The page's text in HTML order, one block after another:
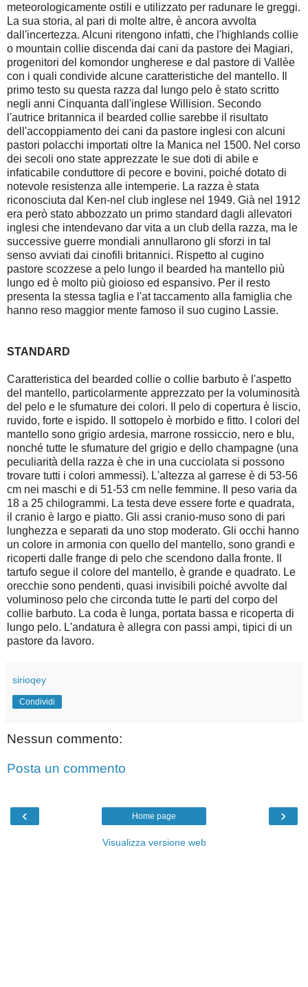
meteorologicamente ostili e utilizzato per radunare le greggi.
La sua storia, al pari di molte altre, è ancora avvolta
dall'incertezza. Alcuni ritengono infatti, che l'highlands collie
o mountain collie discenda dai cani da pastore dei Magiari,
progenitori del komondor ungherese e dal pastore di Vallèe
con i quali condivide alcune caratteristiche del mantello. Il
primo testo su questa razza dal lungo pelo è stato scritto
negli anni Cinquanta dall'inglese Willision. Secondo
l'autrice britannica il bearded collie sarebbe il risultato
dell'accoppiamento dei cani da pastore inglesi con alcuni
pastori polacchi importati oltre la Manica nel 1500. Nel corso
dei secoli ono state apprezzate le sue doti di abile e
infaticabile conduttore di pecore e bovini, poiché dotato di
notevole resistenza alle intemperie. La razza è stata
riconosciuta dal Ken-nel club inglese nel 1949. Già nel 1912
era però stato abbozzato un primo standard dagli allevatori
inglesi che intendevano dar vita a un club della razza, ma le
successive guerre mondiali annullarono gli sforzi in tal
senso avviati dai cinofili britannici. Rispetto al cugino
pastore scozzese a pelo lungo il bearded ha mantello più
lungo ed è molto più gioioso ed espansivo. Per il resto
presenta la stessa taglia e l'at taccamento alla famiglia che
hanno reso maggior mente famoso il suo cugino Lassie.
STANDARD
Caratteristica del bearded collie o collie barbuto è l'aspetto
del mantello, particolarmente apprezzato per la voluminosità
del pelo e le sfumature dei colori. Il pelo di copertura è liscio,
ruvido, forte e ispido. Il sottopelo è morbido e fitto. I colori del
mantello sono grigio ardesia, marrone rossiccio, nero e blu,
nonché tutte le sfumature del grigio e dello champagne (una
peculiarità della razza è che in una cucciolata si possono
trovare tutti i colori ammessi). L'altezza al garrese è di 53-56
cm nei maschi e di 51-53 cm nelle femmine. Il peso varia da
18 a 25 chilogrammi. La testa deve essere forte e quadrata,
il cranio è largo e piatto. Gli assi cranio-muso sono di pari
lunghezza e separati da uno stop moderato. Gli occhi hanno
un colore in armonia con quello del mantello, sono grandi e
ricoperti dalle frange di pelo che scendono dalla fronte. Il
tartufo segue il colore del mantello, è grande e quadrato. Le
orecchie sono pendenti, quasi invisibili poiché avvolte dal
voluminoso pelo che circonda tutte le parti del corpo del
collie barbuto. La coda è lunga, portata bassa e ricoperta di
lungo pelo. L'andatura è allegra con passi ampi, tipici di un
pastore da lavoro.
sirioqey
Condividi
Nessun commento:
Posta un commento
‹ ›
Home page
Visualizza versione web